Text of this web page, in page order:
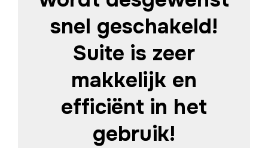
snel geschakeld!
Suite is zeer
makkelijk en
efficiënt in het
gebruik!